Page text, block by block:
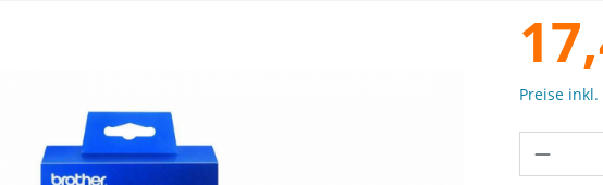
Preise